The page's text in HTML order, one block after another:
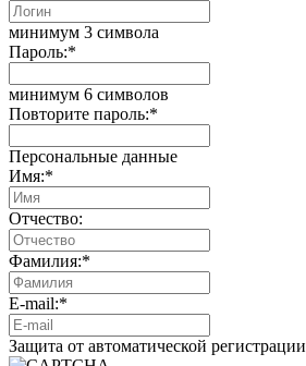
минимум 3 символа
Пароль:*
минимум 6 символов
Повторите пароль:*
Персональные данные
Имя:*
Отчество:
Фамилия:*
E-mail:*
Защита от автоматической регистрации